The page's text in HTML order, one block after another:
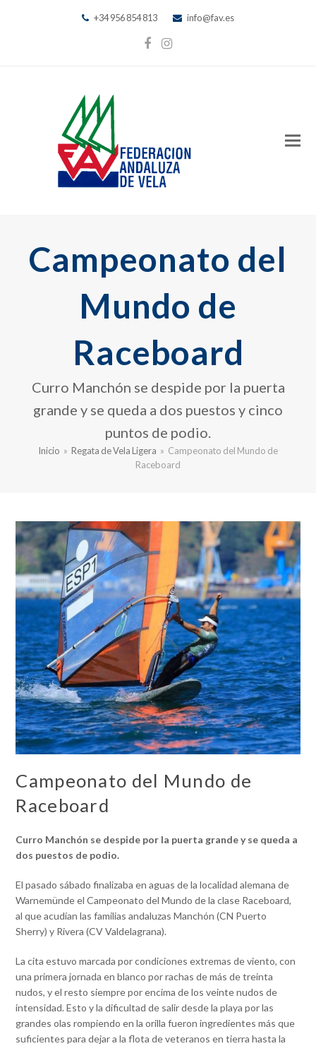
+34 956 854 813 info@fav.es
Facebook
Instagram
Campeonato del
Mundo de
Raceboard
Curro Manchón se despide por la puerta
grande y se queda a dos puestos y cinco
puntos de podio.
Inicio » Regata de Vela Ligera » Campeonato del Mundo de
Raceboard
Campeonato del Mundo de
Raceboard
Curro Manchón se despide por la puerta grande y se queda a
dos puestos de podio.
El pasado sábado finalizaba en aguas de la localidad alemana de
Warnemünde el Campeonato del Mundo de la clase Raceboard,
al que acudían las familias andaluzas Manchón (CN Puerto
Sherry) y Rivera (CV Valdelagrana).
La cita estuvo marcada por condiciones extremas de viento, con
una primera jornada en blanco por rachas de más de treinta
nudos, y el resto siempre por encima de los veinte nudos de
intensidad. Esto y la dificultad de salir desde la playa por las
grandes olas rompiendo en la orilla fueron ingredientes más que
suficientes para dejar a la flota de veteranos en tierra hasta la